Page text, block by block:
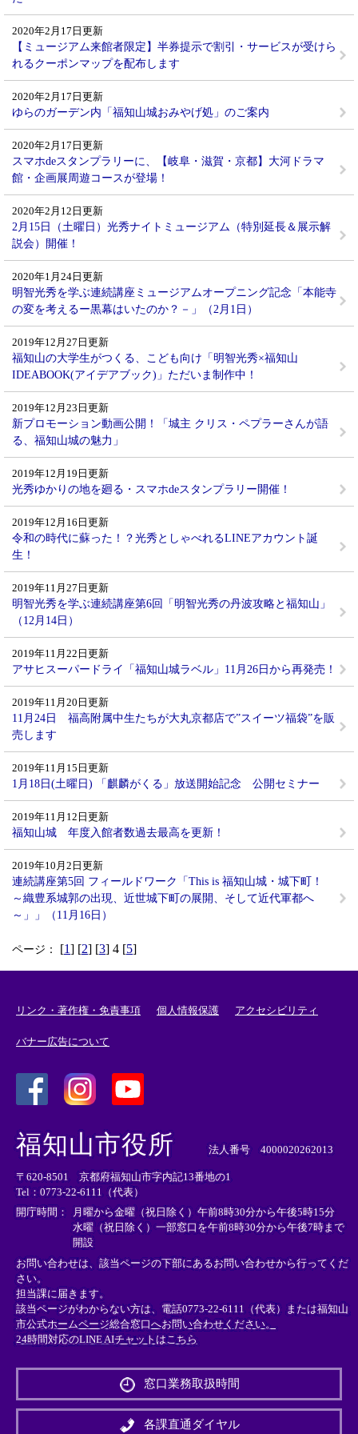
2020年2月17日更新
【ミュージアム来館者限定】半券提示で割引・サービスが受けら
れるクーポンマップを配布します
2020年2月17日更新
ゆらのガーデン内「福知山城おみやげ処」のご案内
2020年2月17日更新
スマホdeスタンプラリーに、【岐阜・滋賀・京都】大河ドラマ
館・企画展周遊コースが登場！
2020年2月12日更新
2月15日（土曜日）光秀ナイトミュージアム（特別延長＆展示解
説会）開催！
2020年1月24日更新
明智光秀を学ぶ連続講座ミュージアムオープニング記念「本能寺
の変を考えるー黒幕はいたのか？－」（2月1日）
2019年12月27日更新
福知山の大学生がつくる、こども向け「明智光秀×福知山
IDEABOOK(アイデアブック)」ただいま制作中！
2019年12月23日更新
新プロモーション動画公開！「城主 クリス・ペプラーさんが語
る、福知山城の魅力」
2019年12月19日更新
光秀ゆかりの地を廻る・スマホdeスタンプラリー開催！
2019年12月16日更新
令和の時代に蘇った！？光秀としゃべれるLINEアカウント誕
生！
2019年11月27日更新
明智光秀を学ぶ連続講座第6回「明智光秀の丹波攻略と福知山」
（12月14日）
2019年11月22日更新
アサヒスーパードライ「福知山城ラベル」11月26日から再発売！
2019年11月20日更新
11月24日 福高附属中生たちが大丸京都店で”スイーツ福袋”を販
売します
2019年11月15日更新
1月18日(土曜日) 「麒麟がくる」放送開始記念 公開セミナー
2019年11月12日更新
福知山城 年度入館者数過去最高を更新！
2019年10月2日更新
連続講座第5回 フィールドワーク「This is 福知山城・城下町！
～織豊系城郭の出現、近世城下町の展開、そして近代軍都へ
～」」（11月16日）
ページ： [1] [2] [3] 4 [5]
リンク・著作権・免責事項 個人情報保護 アクセシビリティ
バナー広告について
外
部
リ
ン
ク
＞
外
リ
ン
ク
＞
外
部
ン
ク
＞
福知山市役所 法人番号 4000020262013
〒620-8501 京都府福知山市字内記13番地の1
Tel：0773-22-6111（代表）
開庁時間：
月曜から金曜（祝日除く）午前8時30分から午後5時15分
水曜（祝日除く）一部窓口を午前8時30分から午後7時まで
開設
お問い合わせは、該当ページの下部にあるお問い合わせから行ってくだ
さい。
担当課に届きます。
該当ページがわからない方は、電話0773-22-6111（代表）または福知山
市公式ホームページ総合窓口へお問い合わせください。
24時間対応のLINE AIチャットはこちら
外
リ
ン
窓口業務取扱時間
各課直通ダイヤル